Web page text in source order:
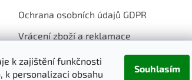
k zajištění funkčnosti
k personalizaci obsahu
Souhlasím
Ochrana osobních údajů GDPR
Vrácení zboží a reklamace